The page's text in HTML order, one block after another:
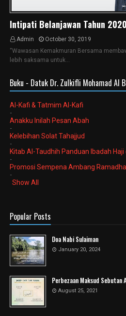
Intipati Belanjawan Tahun 2020
Admin
October 30, 2019
“Wawasan Kemakmuran Bersama
lebih saksama untuk…
Buku - Datuk Dr. Zulkifli Mohamad Al
Al-Kafi & Tatmim Al-Kafi
-
Anakku Inilah Pesan Abah
-
Kelebihan Solat Tahajjud
-
Kitab Al-Taudhih Panduan Ibadah
-
Promosi Sempena Ambang
-
Show All
Popular Posts
Doa Nabi Sulaiman
January 20, 2024
Perbezaan Maksud Sebutan
August 25, 2021